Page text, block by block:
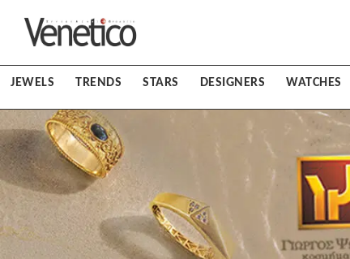
JEWELS TRENDS STARS DESIGNERS WATCHES